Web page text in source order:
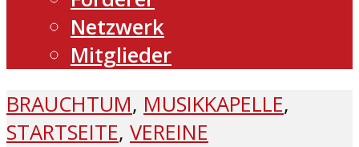
Netzwerk
Mitglieder
BRAUCHTUM, MUSIKKAPELLE,
STARTSEITE, VEREINE